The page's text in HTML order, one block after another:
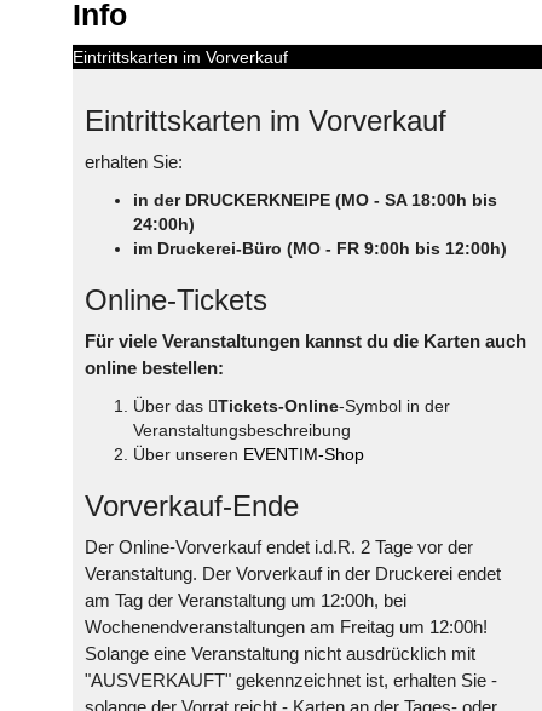
Info
Eintrittskarten im Vorverkauf
Eintrittskarten im Vorverkauf
erhalten Sie:
in der DRUCKERKNEIPE (MO - SA 18:00h bis
24:00h)
im Druckerei-Büro (MO - FR 9:00h bis 12:00h)
Online-Tickets
Für viele Veranstaltungen kannst du die Karten auch
online bestellen:
Über das Tickets-Online-Symbol in der
Veranstaltungsbeschreibung
Über unseren EVENTIM-Shop
Vorverkauf-Ende
Der Online-Vorverkauf endet i.d.R. 2 Tage vor der
Veranstaltung. Der Vorverkauf in der Druckerei endet
am Tag der Veranstaltung um 12:00h, bei
Wochenendveranstaltungen am Freitag um 12:00h!
Solange eine Veranstaltung nicht ausdrücklich mit
"AUSVERKAUFT" gekennzeichnet ist, erhalten Sie -